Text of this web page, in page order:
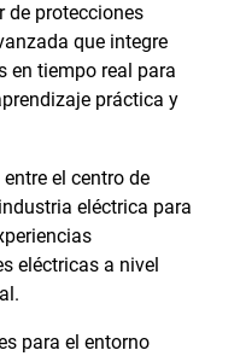
de protecciones
que integre
en tiempo real para
práctica y
el centro de
eléctrica para
eléctricas a nivel
para el entorno